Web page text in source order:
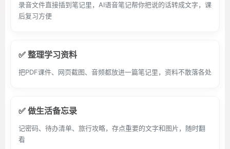
录音文件直接插到笔记里，AI语音笔记帮你把说的话转成文字，课
后复习方便
✅ 整理学习资料
把PDF课件、网页截图、音频都放进一篇笔记里，资料不散落各处
✅ 做生活备忘录
记密码、待办清单、旅行攻略，存点重要的文字和图片，随时翻
看